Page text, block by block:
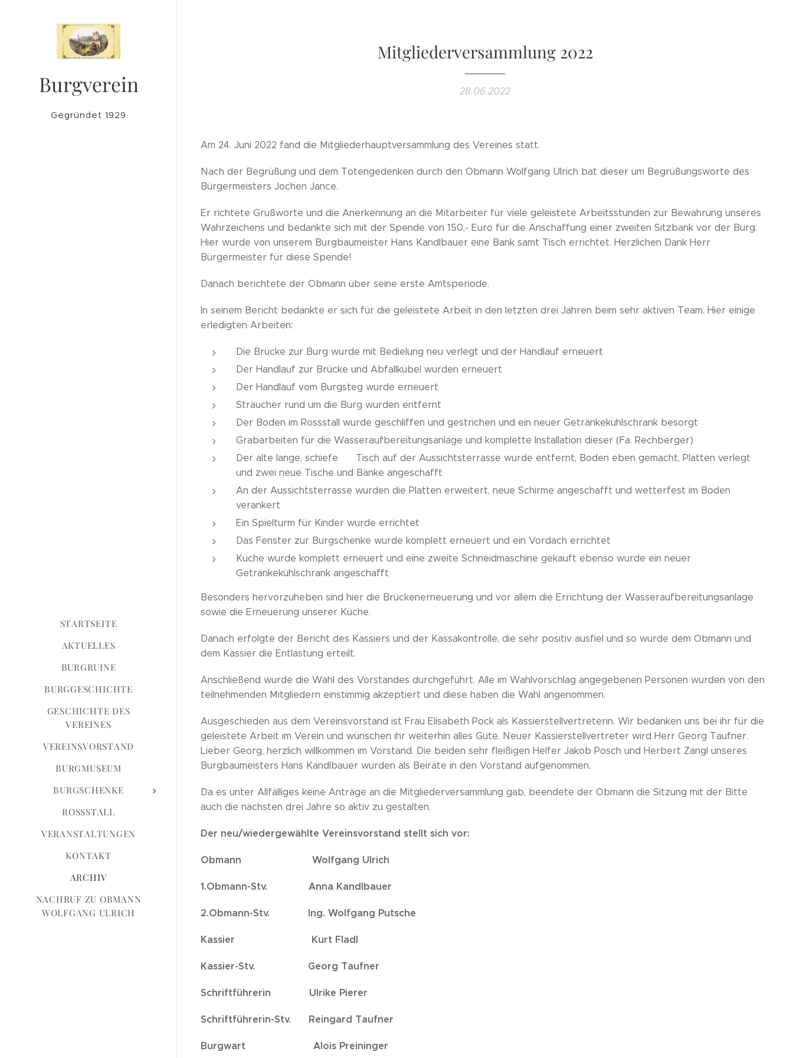
Burgverein
Lichtenegg
Gegründet 1929
STARTSEITE
AKTUELLES
BURGRUINE
BURGGESCHICHTE
GESCHICHTE DES
VEREINES
VEREINSVORSTAND
BURGMUSEUM
BURGSCHENKE
ROSSSTALL
VERANSTALTUNGEN
KONTAKT
ARCHIV
NACHRUF ZU OBMANN
WOLFGANG ULRICH
Mitgliederversammlung 2022
28.06.2022
Am 24. Juni 2022 fand die Mitgliederhauptversammlung des Vereines statt.
Nach der Begrüßung und dem Totengedenken durch den Obmann Wolfgang Ulrich bat dieser um Begrüßungsworte des
Bürgermeisters Jochen Jance.
Er richtete Grußworte und die Anerkennung an die Mitarbeiter für viele geleistete Arbeitsstunden zur Bewahrung unseres
Wahrzeichens und bedankte sich mit der Spende von 150,- Euro für die Anschaffung einer zweiten Sitzbank vor der Burg.
Hier wurde von unserem Burgbaumeister Hans Kandlbauer eine Bank samt Tisch errichtet. Herzlichen Dank Herr
Bürgermeister für diese Spende!
Danach berichtete der Obmann über seine erste Amtsperiode.
In seinem Bericht bedankte er sich für die geleistete Arbeit in den letzten drei Jahren beim sehr aktiven Team. Hier einige
erledigten Arbeiten:
Die Brücke zur Burg wurde mit Bedielung neu verlegt und der Handlauf erneuert
Der Handlauf zur Brücke und Abfallkübel wurden erneuert
Der Handlauf vom Burgsteg wurde erneuert
Sträucher rund um die Burg wurden entfernt
Der Boden im Rossstall wurde geschliffen und gestrichen und ein neuer Getränkekühlschrank besorgt
Grabarbeiten für die Wasseraufbereitungsanlage und komplette Installation dieser (Fa. Rechberger)
Der alte lange, schiefe 😉 Tisch auf der Aussichtsterrasse wurde entfernt, Boden eben gemacht, Platten verlegt
und zwei neue Tische und Bänke angeschafft
An der Aussichtsterrasse wurden die Platten erweitert, neue Schirme angeschafft und wetterfest im Boden
verankert
Ein Spielturm für Kinder wurde errichtet
Das Fenster zur Burgschenke wurde komplett erneuert und ein Vordach errichtet
Küche wurde komplett erneuert und eine zweite Schneidmaschine gekauft ebenso wurde ein neuer
Getränkekühlschrank angeschafft
Besonders hervorzuheben sind hier die Brückenerneuerung und vor allem die Errichtung der Wasseraufbereitungsanlage
sowie die Erneuerung unserer Küche.
Danach erfolgte der Bericht des Kassiers und der Kassakontrolle, die sehr positiv ausfiel und so wurde dem Obmann und
dem Kassier die Entlastung erteilt.
Anschließend wurde die Wahl des Vorstandes durchgeführt. Alle im Wahlvorschlag angegebenen Personen wurden von den
teilnehmenden Mitgliedern einstimmig akzeptiert und diese haben die Wahl angenommen.
Ausgeschieden aus dem Vereinsvorstand ist Frau Elisabeth Pock als Kassierstellvertreterin. Wir bedanken uns bei ihr für die
geleistete Arbeit im Verein und wünschen ihr weiterhin alles Gute. Neuer Kassierstellvertreter wird Herr Georg Taufner.
Lieber Georg, herzlich willkommen im Vorstand. Die beiden sehr fleißigen Helfer Jakob Posch und Herbert Zangl unseres
Burgbaumeisters Hans Kandlbauer wurden als Beiräte in den Vorstand aufgenommen.
Da es unter Allfälliges keine Anträge an die Mitgliederversammlung gab, beendete der Obmann die Sitzung mit der Bitte
auch die nächsten drei Jahre so aktiv zu gestalten.
Der neu/wiedergewählte Vereinsvorstand stellt sich vor:
Obmann Wolfgang Ulrich
1.Obmann-Stv. Anna Kandlbauer
2.Obmann-Stv. Ing. Wolfgang Putsche
Kassier Kurt Fladl
Kassier-Stv. Georg Taufner
Schriftführerin Ulrike Pierer
Schriftführerin-Stv. Reingard Taufner
Burgwart Alois Preininger